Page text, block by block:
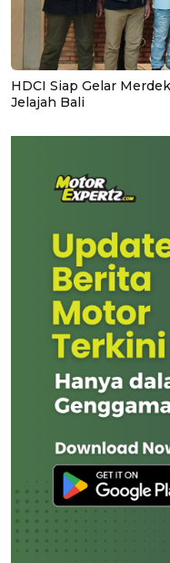
HDCI Siap Gelar
Jelajah Bali